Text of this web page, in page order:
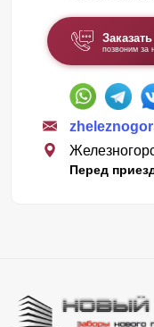
позвоним за
Перед